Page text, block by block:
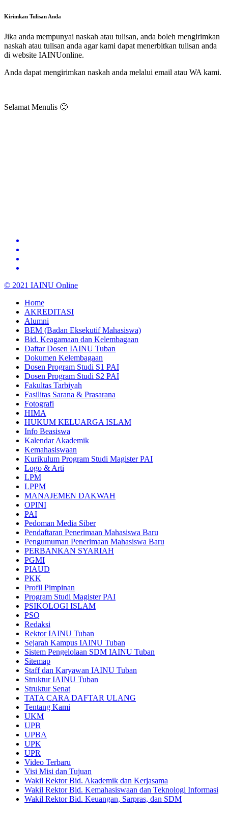
Kirimkan Tulisan Anda
Jika anda mempunyai naskah atau tulisan, anda boleh mengirimkan
naskah atau tulisan anda agar kami dapat menerbitkan tulisan anda
di website IAINUonline.
Anda dapat mengirimkan naskah anda melalui email atau WA kami.
Selamat Menulis 🙂
© 2021 IAINU Online
Home
AKREDITASI
Alumni
BEM (Badan Eksekutif Mahasiswa)
Bid. Keagamaan dan Kelembagaan
Daftar Dosen IAINU Tuban
Dokumen Kelembagaan
Dosen Program Studi S1 PAI
Dosen Program Studi S2 PAI
Fakultas Tarbiyah
Fasilitas Sarana & Prasarana
Fotografi
HIMA
HUKUM KELUARGA ISLAM
Info Beasiswa
Kalendar Akademik
Kemahasiswaan
Kurikulum Program Studi Magister PAI
Logo & Arti
LPM
LPPM
MANAJEMEN DAKWAH
OPINI
PAI
Pedoman Media Siber
Pendaftaran Penerimaan Mahasiswa Baru
Pengumuman Penerimaan Mahasiswa Baru
PERBANKAN SYARIAH
PGMI
PIAUD
PKK
Profil Pimpinan
Program Studi Magister PAI
PSIKOLOGI ISLAM
PSQ
Redaksi
Rektor IAINU Tuban
Sejarah Kampus IAINU Tuban
Sistem Pengelolaan SDM IAINU Tuban
Sitemap
Staff dan Karyawan IAINU Tuban
Struktur IAINU Tuban
Struktur Senat
TATA CARA DAFTAR ULANG
Tentang Kami
UKM
UPB
UPBA
UPK
UPR
Video Terbaru
Visi Misi dan Tujuan
Wakil Rektor Bid. Akademik dan Kerjasama
Wakil Rektor Bid. Kemahasiswaan dan Teknologi Informasi
Wakil Rektor Bid. Keuangan, Sarpras, dan SDM